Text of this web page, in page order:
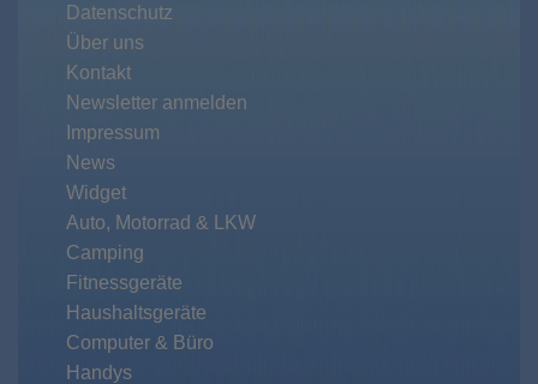
Datenschutz
Über uns
Kontakt
Newsletter anmelden
Impressum
News
Widget
Auto, Motorrad & LKW
Camping
Fitnessgeräte
Haushaltsgeräte
Computer & Büro
Handys